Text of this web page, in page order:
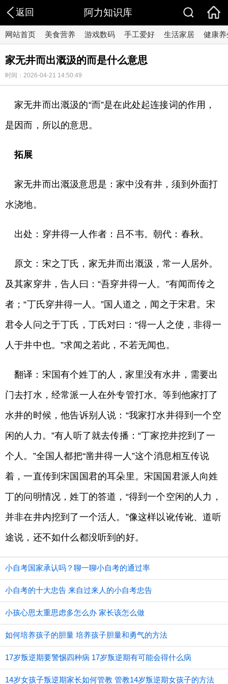
返回 阿力知识库
网站首页 美食营养 游戏数码 手工爱好 生活家居 健康养
家无井而出溉汲的而是什么意思
时间：2026-04-21 14:50:49
家无井而出溉汲的“而”是在此处起连接词的作用，
是因而，所以的意思。
拓展
家无井而出溉汲意思是：家中没有井，须到外面打
水浇地。
出处：穿井得一人作者：吕不韦。朝代：春秋。
原文：宋之丁氏，家无井而出溉汲，常一人居外。
及其家穿井，告人曰：“吾穿井得一人。”有闻而传之
者；“丁氏穿井得一人。”国人道之，闻之于宋君。宋
君令人问之于丁氏，丁氏对曰：“得一人之使，非得一
人于井中也。”求闻之若此，不若无闻也。
翻译：宋国有个姓丁的人，家里没有水井，需要出
门去打水，经常派一人在外专管打水。等到他家打了
水井的时候，他告诉别人说：“我家打水井得到一个空
闲的人力。”有人听了就去传播：“丁家挖井挖到了一
个人。”全国人都把“凿井得一人”这个消息相互传说
着，一直传到宋国国君的耳朵里。宋国国君派人向姓
丁的问明情况，姓丁的答道，“得到一个空闲的人力，
并非在井内挖到了一个活人。”像这样以讹传讹、道听
途说，还不如什么都没听到的好。
小自考国家承认吗？聊一聊小自考的通过率
小自考的十大忠告 来自过来人的小自考忠告
小孩心思太重思虑多怎么办 家长该怎么做
如何培养孩子的胆量 培养孩子胆量和勇气的方法
17岁叛逆期要警惕四种病 17岁叛逆期有可能会得什么病
14岁女孩子叛逆期家长如何管教 管教14岁叛逆期女孩子的方法